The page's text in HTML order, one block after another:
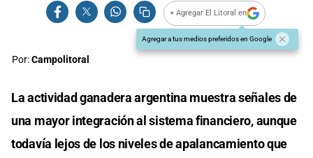
+ Agregar El Litoral en
Agregar a tus medios preferidos en Google
Por:Campolitoral
La actividad ganadera argentina muestra señales de
una mayor integración al sistema financiero, aunque
todavía lejos de los niveles de apalancamiento que